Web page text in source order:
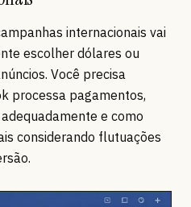
internacionais vai
escolher dólares ou
Você precisa
processa pagamentos,
e como
considerando flutuações